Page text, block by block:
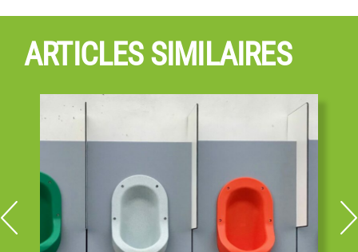
ARTICLES SIMILAIRES